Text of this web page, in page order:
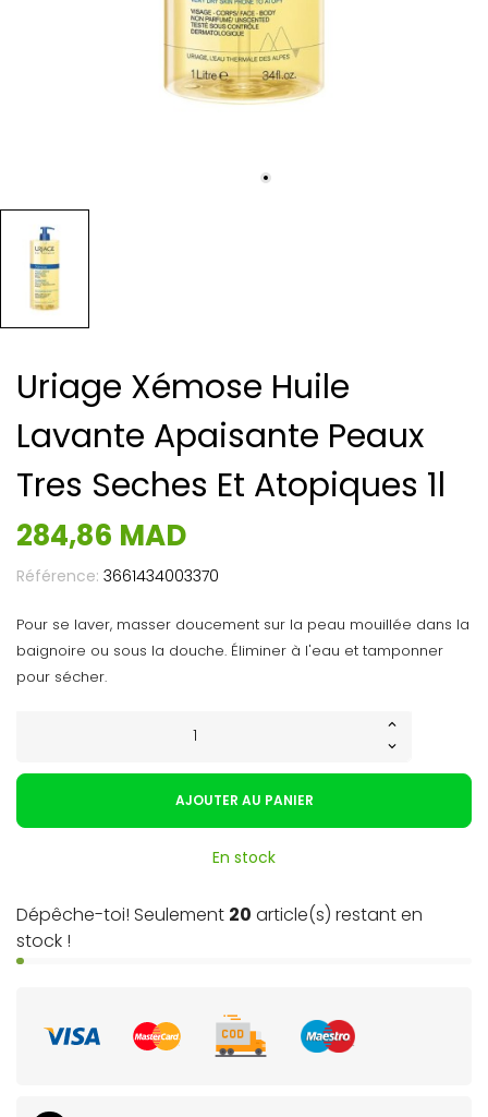
Uriage Xémose Huile
Lavante Apaisante Peaux
Tres Seches Et Atopiques 1l
284,86 MAD
Référence: 3661434003370
Pour se laver, masser doucement sur la peau mouillée dans la
baignoire ou sous la douche. Éliminer à l'eau et tamponner
pour sécher.
AJOUTER AU PANIER
En stock
Dépêche-toi! Seulement 20 article(s) restant en
stock !